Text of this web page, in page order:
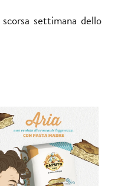
settimana dello